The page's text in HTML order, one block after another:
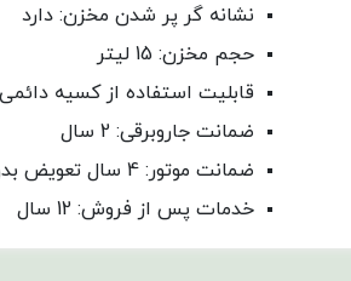
نشانه گر پر شدن مخزن: دارد
حجم مخزن: 15 لیتر
قابلیت استفاده از کسیه
ضمانت جاروبرقی: 2 سال
ضمانت موتور: 4 سال تعویض بدون قید و شرط
خدمات پس از فروش: 12 سال